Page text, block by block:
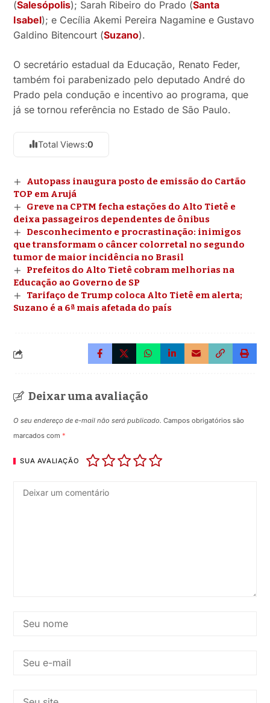
(Salesópolis); Sarah Ribeiro do Prado (Santa
Isabel); e Cecília Akemi Pereira Nagamine e Gustavo
Galdino Bitencourt (Suzano).
O secretário estadual da Educação, Renato Feder,
também foi parabenizado pelo deputado André do
Prado pela condução e incentivo ao programa, que
já se tornou referência no Estado de São Paulo.
Total Views:0
Autopass inaugura posto de emissão do Cartão
TOP em Arujá
Greve na CPTM fecha estações do Alto Tietê e
deixa passageiros dependentes de ônibus
Desconhecimento e procrastinação: inimigos
que transformam o câncer colorretal no segundo
tumor de maior incidência no Brasil
Prefeitos do Alto Tietê cobram melhorias na
Educação ao Governo de SP
Tarifaço de Trump coloca Alto Tietê em alerta;
Suzano é a 6ª mais afetada do país
Deixar uma avaliação
O seu endereço de e-mail não será publicado. Campos obrigatórios são
marcados com*
SUA AVALIAÇÃO